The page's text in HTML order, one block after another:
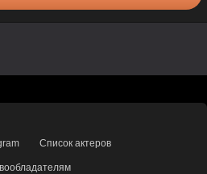
Список актеров